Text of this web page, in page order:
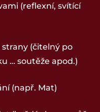
(reflexní, svítící
(čitelný po
… soutěže apod.)
(např. Mat)